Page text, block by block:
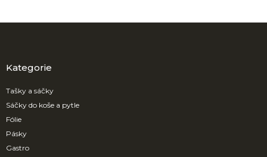
aKategorie
Tašky a sáčky
Sáčky do koše a pytle
Fólie
Pásky
Gastro